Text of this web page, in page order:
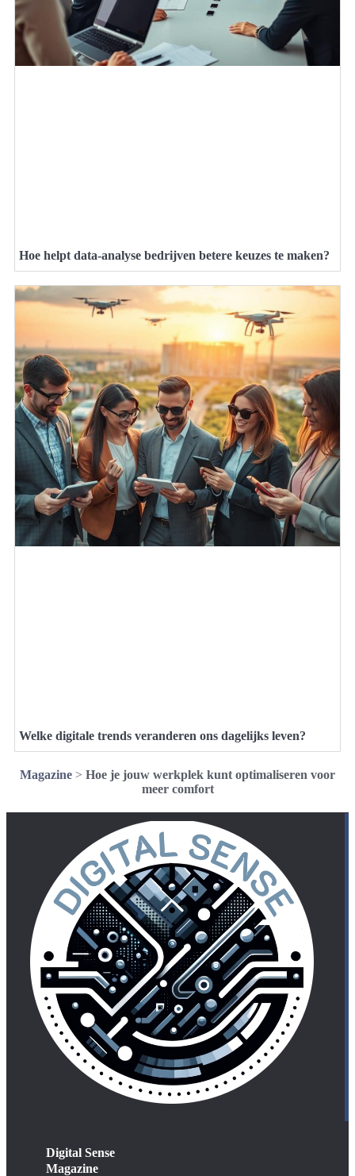
Hoe helpt data-analyse bedrijven betere keuzes te maken?
Welke digitale trends veranderen ons dagelijks leven?
Magazine > Hoe je jouw werkplek kunt optimaliseren voor
meer comfort
Digital Sense
Magazine